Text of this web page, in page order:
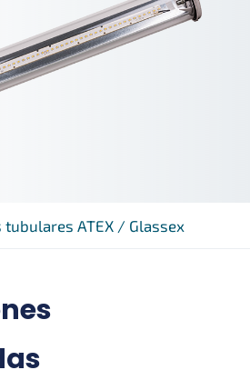
tubulares ATEX / Glassex